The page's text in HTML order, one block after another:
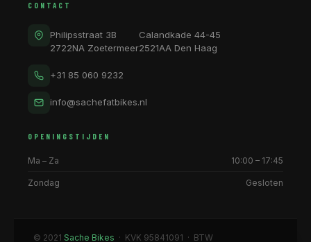
CONTACT
Philipsstraat 3B
2722NA Zoetermeer
Calandkade 44-45
2521AA Den Haag
+31 85 060 9232
info@sachefatbikes.nl
OPENINGSTIJDEN
Ma – Za 10:00 – 17:45
Zondag Gesloten
© 2021 Sache Bikes · KVK 95841091 · BTW